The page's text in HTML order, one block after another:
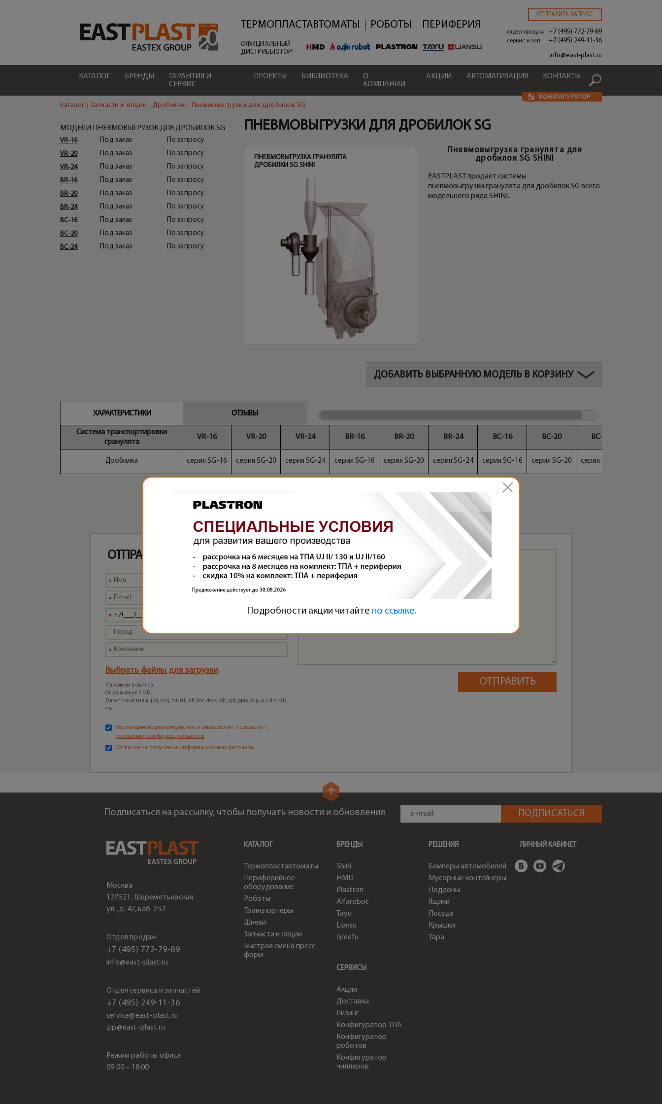
содержанию
ТЕРМОПЛАСТАВТОМАТЫ РОБОТЫ ПЕРИФЕРИЯ
ОФИЦИАЛЬНЫЙ
ДИСТРИБЬЮТОР:
ОТПРАВИТЬ ЗАПРОС
отдел продаж +7 (495) 772-79-89
сервис и зип
+7 (495) 249-11-36
info@east-plast.ru
КАТАЛОГ БРЕНДЫ
ГАРАНТИЯ И
СЕРВИС
ПРОЕКТЫ БИБЛИОТЕКА
О
КОМПАНИИ
АКЦИИ АВТОМАТИЗАЦИЯ КОНТАКТЫ
Каталог Запчасти и опции Дробилки Пневмовыгрузки для дробилок SG
МОДЕЛИ ПНЕВМОВЫГРУЗОК ДЛЯ ДРОБИЛОК SG
VR-16 Под заказ
По запросу
VR-20
Под заказ
По запросу
VR-24
Под заказ
По запросу
BR-16
Под заказ
По запросу
BR-20
Под заказ
По запросу
BR-24
Под заказ
По запросу
BC-16
Под заказ
По запросу
BC-20
Под заказ
По запросу
BC-24
Под заказ По запросу
ПНЕВМОВЫГРУЗКИ ДЛЯ ДРОБИЛОК SG
ПНЕВМОВЫГРУЗКА ГРАНУЛЯТА
ДРОБИЛКИ SG SHINI
Пневмовыгрузка гранулята для
дробилок SG SHINI
EASTPLAST продает системы
пневмовыгрузки гранулята для дробилок SG всего
модельного ряда SHINI.
ДОБАВИТЬ ВЫБРАННУЮ МОДЕЛЬ В КОРЗИНУ
ХАРАКТЕРИСТИКИ ОТЗЫВЫ
Cистема транспортировки
гранулята
Дробилка
VR-16 VR-20 VR-24 BR-16 BR-20 BR-24 BC-16 BC-20 BC-24
серия SG-16 серия SG-20 серия SG-24 серия SG-16 серия SG-20 серия SG-24 серия SG-16 серия SG-20 серия SG-24
ОТПРАВЬТЕ ЗАПРОС
Выбрать файлы для загрузки
Максимум 5 файлов.
Ограничение 5 МБ.
Допустимые типы: jpg, png, txt, rtf, pdf, doc, docx, odt, ppt, pptx, odp, xls, xlsx, ods,
csv.
Настоящим подтверждаю, что я ознакомлен и согласен с
условиями конфиденциальности.
Согласие на получение информационных рассылок.
Подписаться на рассылку, чтобы получать новости и обновления
Москва
127521, Шереметьевская
ул., д. 47, каб. 252
Отдел продаж
+7 (495) 772-79-89
info@east-plast.ru
Отдел сервиса и запчастей
+7 (495) 249-11-36
service@east-plast.ru
zip@east-plast.ru
Режим работы офиса
09:00 – 18:00
КАТАЛОГ
Термопластавтоматы
Периферийное
оборудование
Роботы
Транспортеры
Шнеки
Запчасти и опции
Быстрая смена пресс-
форм
БРЕНДЫ
Shini
HMD
Plastron
Alfarobot
Tayu
Liansu
Greefu
СЕРВИСЫ
Акции
Доставка
Лизинг
Конфигуратор ТПА
Конфигуратор
роботов
Конфигуратор
чиллеров
РЕШЕНИЯ
Бамперы автомобилей
Мусорные контейнеры
Поддоны
Ящики
Посуда
Крышки
Тара
ЛИЧНЫЙ КАБИНЕТ
Подробности акции читайте по ссылке.